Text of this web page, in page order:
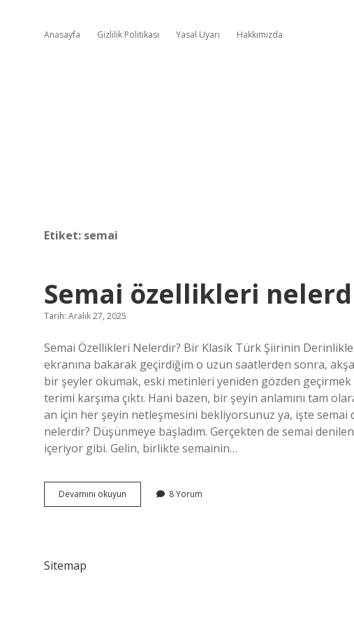
Anasayfa Gizlilik Politikası Yasal Uyarı Hakkımızda
Etiket: semai
Semai özellikleri
Tarih: Aralık 27, 2025
Semai Özellikleri Nelerdir? Bir Klasik Türk Şiirinin
ekranına bakarak geçirdiğim o uzun saatlerden sonra,
bir şeyler okumak, eski metinleri yeniden gözden
terimi karşıma çıktı. Hani bazen, bir şeyin anlamını tam
an için her şeyin netleşmesini bekliyorsunuz ya, işte semai
nelerdir? Düşünmeye başladım. Gerçekten de semai
içeriyor gibi. Gelin, birlikte semainin…
Devamını okuyun
özellikleri
8 Yorum
Sitemap